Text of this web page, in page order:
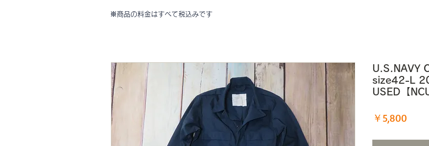
※商品の料金はすべて税込みです
U.S.NAVY
size42-L
USED【
￥5,800